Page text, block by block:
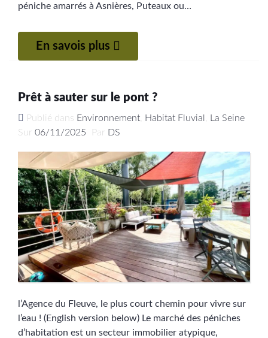
péniche amarrés à Asnières, Puteaux ou…
En savois plus
Prêt à sauter sur le pont ?
Publié dans Environnement Habitat Fluvial
La Seine
Sur 06/11/2025 Par DS
l’Agence du Fleuve, le plus court chemin pour vivre sur
l’eau ! (English version below) Le marché des péniches
d’habitation est un secteur immobilier atypique,